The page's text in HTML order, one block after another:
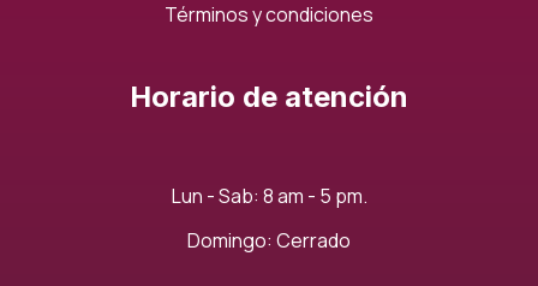
Términos y condiciones
Horario de atención
Lun - Sab: 8 am - 5 pm.
Domingo: Cerrado